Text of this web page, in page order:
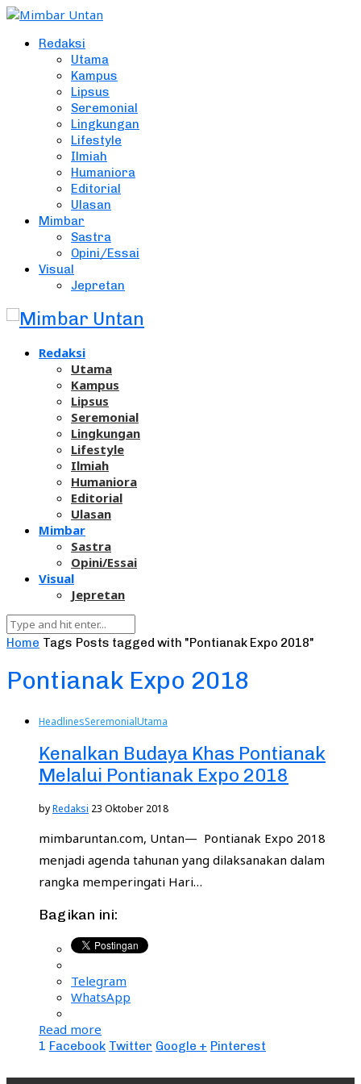
Redaksi
Utama
Kampus
Lipsus
Seremonial
Lingkungan
Lifestyle
Ilmiah
Humaniora
Editorial
Ulasan
Mimbar
Sastra
Opini/Essai
Visual
Jepretan
Redaksi
Utama
Kampus
Lipsus
Seremonial
Lingkungan
Lifestyle
Ilmiah
Humaniora
Editorial
Ulasan
Mimbar
Sastra
Opini/Essai
Visual
Jepretan
Home Tags Posts tagged with "Pontianak Expo 2018"
Pontianak Expo 2018
HeadlinesSeremonialUtama
Kenalkan Budaya Khas Pontianak
Melalui Pontianak Expo 2018
byRedaksi 23 Oktober 2018
mimbaruntan.com, Untan— Pontianak Expo 2018
menjadi agenda tahunan yang dilaksanakan dalam
rangka memperingati Hari…
Bagikan ini:
Telegram
WhatsApp
Read more
1 Facebook Twitter Google + Pinterest